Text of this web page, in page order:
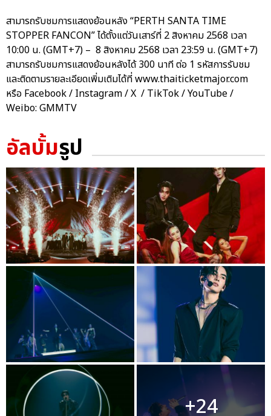
สามารถรับชมการแสดงย้อนหลัง “PERTH SANTA TIME
STOPPER FANCON” ได้ตั้งแต่วันเสาร์ที่ 2 สิงหาคม 2568 เวลา
10:00 น. (GMT+7) – 8 สิงหาคม 2568 เวลา 23:59 น. (GMT+7)
สามารถรับชมการแสดงย้อนหลังได้ 300 นาที ต่อ 1 รหัสการรับชม
และติดตามรายละเอียดเพิ่มเติมได้ที่ www.thaiticketmajor.com
หรือ Facebook / Instagram / X / TikTok / YouTube /
Weibo: GMMTV
อัลบั้มรูป
+24